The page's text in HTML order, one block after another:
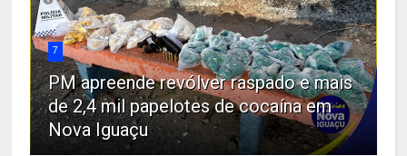
7
PM apreende revólver raspado e mais
de 2,4 mil papelotes de cocaína em
Nova Iguaçu